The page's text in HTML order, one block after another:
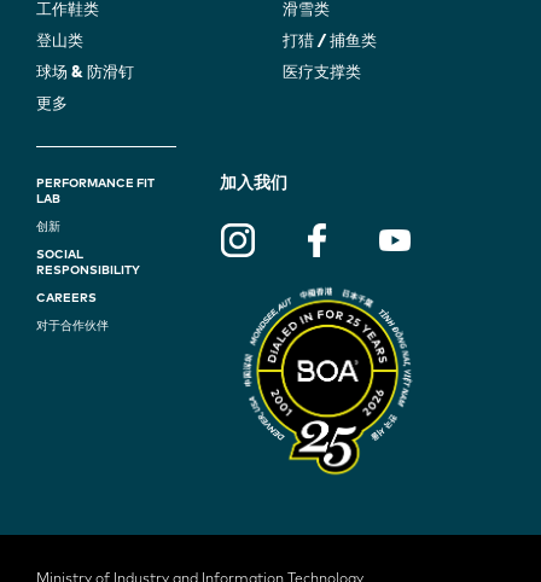
工作鞋类
滑雪类
登山类
打猎 / 捕鱼类
球场 & 防滑钉
医疗支撑类
更多
F
O
O
T
PERFORMANCE FIT
LAB
创新
SOCIAL
RESPONSIBILITY
CAREERS
对于合作伙伴
加入我们